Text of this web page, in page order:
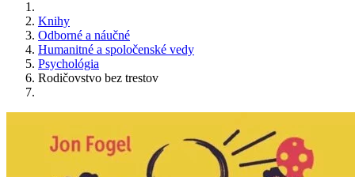
Knihy
Odborné a náučné
Humanitné a spoločenské vedy
Psychológia
Rodičovstvo bez trestov